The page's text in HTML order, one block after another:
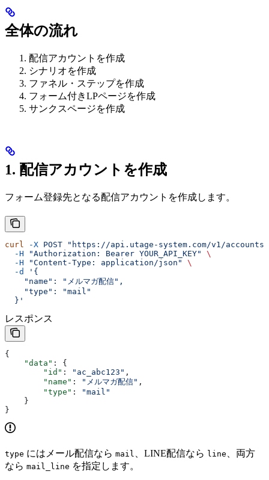
全体の流れ
配信アカウントを作成
シナリオを作成
ファネル・ステップを作成
フォーム付きLPページを作成
サンクスページを作成
1. 配信アカウントを作成
フォーム登録先となる配信アカウントを作成します。
curl -X POST "https://api.utage-system.com/v1/accounts"
  -H
"Authorization: Bearer YOUR_API_KEY"
\
  -H
"Content-Type: application/json"
\
  -d
'{
    "name": "メルマガ配信",
    "type": "mail"
  }'
レスポンス
{
    "data"
: {
        "id"
: "ac_abc123" ,
        "name"
: "メルマガ配信" ,
        "type"
:
"mail"
    }
}
type にはメール配信なら mail 、LINE配信なら line
、両方
なら mail_line を指定します。